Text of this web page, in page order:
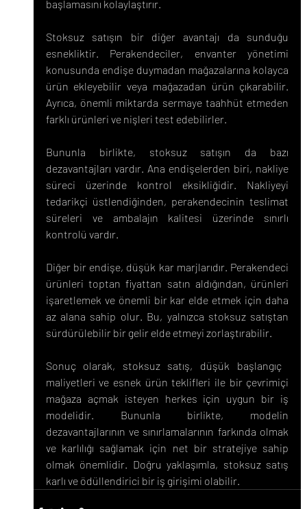
başlamasını kolaylaştırır.
Stoksuz satışın bir diğer avantajı da sunduğu
esnekliktir. Perakendeciler, envanter yönetimi
konusunda endişe duymadan mağazalarına kolayca
ürün ekleyebilir veya mağazadan ürün çıkarabilir.
Ayrıca, önemli miktarda sermaye taahhüt etmeden
farklı ürünleri ve nişleri test edebilirler.
Bununla birlikte, stoksuz satışın da bazı
dezavantajları vardır. Ana endişelerden biri, nakliye
süreci üzerinde kontrol eksikliğidir. Nakliyeyi
tedarikçi üstlendiğinden, perakendecinin teslimat
süreleri ve ambalajın kalitesi üzerinde sınırlı
kontrolü vardır.
Diğer bir endişe, düşük kar marjlarıdır. Perakendeci
ürünleri toptan fiyattan satın aldığından, ürünleri
işaretlemek ve önemli bir kar elde etmek için daha
az alana sahip olur. Bu, yalnızca stoksuz satıştan
sürdürülebilir bir gelir elde etmeyi zorlaştırabilir.
Sonuç olarak, stoksuz satış, düşük başlangıç ​​
maliyetleri ve esnek ürün teklifleri ile bir çevrimiçi
mağaza açmak isteyen herkes için uygun bir iş
modelidir. Bununla birlikte, modelin
dezavantajlarının ve sınırlamalarının farkında olmak
ve karlılığı sağlamak için net bir stratejiye sahip
olmak önemlidir. Doğru yaklaşımla, stoksuz satış
karlı ve ödüllendirici bir iş girişimi olabilir.